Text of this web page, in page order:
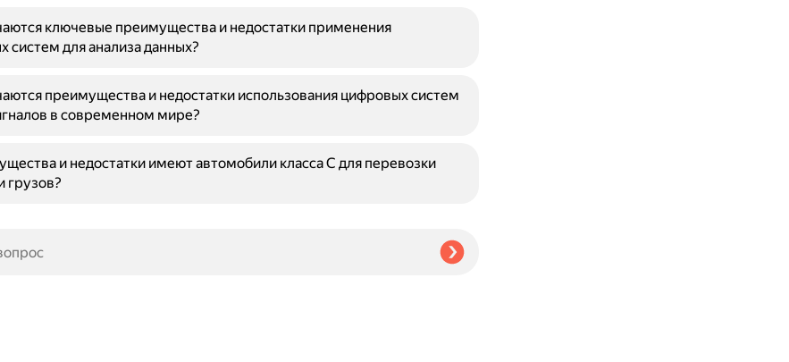
ключевые преимущества и недостатки применения
систем для анализа данных?
преимущества и недостатки использования цифровых систем
в современном мире?
и недостатки имеют автомобили класса C для перевозки
грузов?